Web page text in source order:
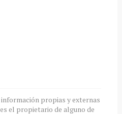
propias y externas
el propietario de alguno de